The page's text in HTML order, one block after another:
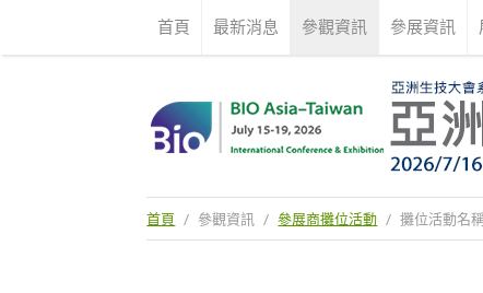
首頁 最新消息 參觀資訊 參展資訊
首頁 / 參觀資訊 / 參展商攤位活動 / 攤位活動名